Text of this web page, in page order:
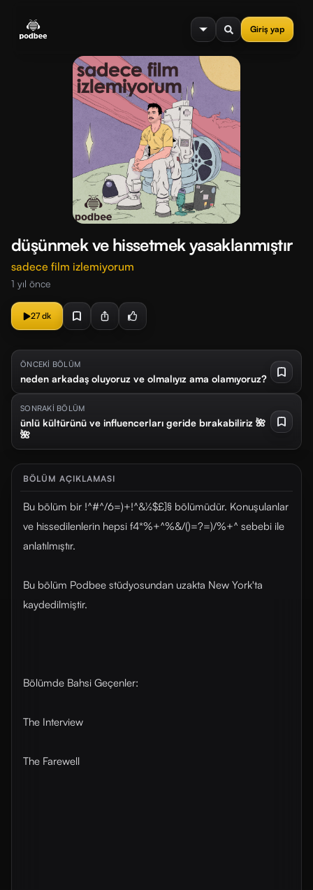
Giriş yap
menu
düşünmek ve hissetmek yasaklanmıştır
sadece film izlemiyorum
1 yıl önce
27 dk
ÖNCEKİ BÖLÜM
neden arkadaş oluyoruz ve olmalıyız ama olamıyoruz?
SONRAKİ BÖLÜM
ünlü kültürünü ve influencerları geride bırakabiliriz 🌺
🌺
BÖLÜM AÇIKLAMASI
Bu bölüm bir !^#^/6=)+!^&½$£]§ bölümüdür. Konuşulanlar
ve hissedilenlerin hepsi f4*%+^%&/()=?=)/%+^ sebebi ile
anlatılmıştır.
Bu bölüm Podbee stüdyosundan uzakta New York'ta
kaydedilmiştir.
Bölümde Bahsi Geçenler:
The Interview
The Farewell